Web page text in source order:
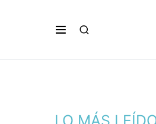
LO MÁS